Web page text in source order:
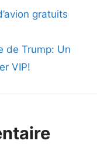
gratuits
de Trump: Un
VIP!